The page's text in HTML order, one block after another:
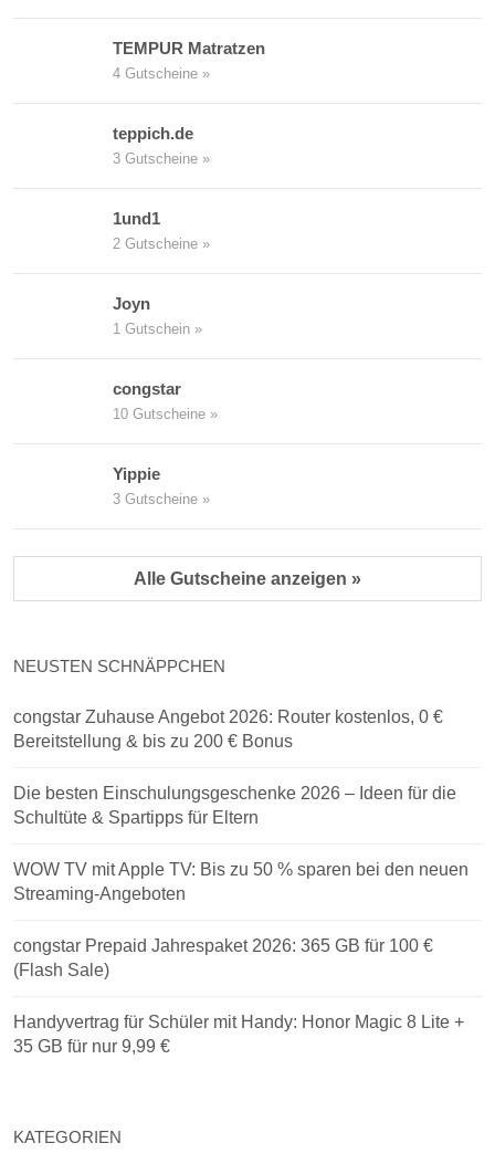
TEMPUR Matratzen
4 Gutscheine »
teppich.de
3 Gutscheine »
1und1
2 Gutscheine »
Joyn
1 Gutschein »
congstar
10 Gutscheine »
Yippie
3 Gutscheine »
Alle Gutscheine anzeigen »
NEUSTEN SCHNÄPPCHEN
congstar Zuhause Angebot 2026: Router kostenlos, 0 €
Bereitstellung & bis zu 200 € Bonus
Die besten Einschulungsgeschenke 2026 – Ideen für die
Schultüte & Spartipps für Eltern
WOW TV mit Apple TV: Bis zu 50 % sparen bei den neuen
Streaming-Angeboten
congstar Prepaid Jahrespaket 2026: 365 GB für 100 €
(Flash Sale)
Handyvertrag für Schüler mit Handy: Honor Magic 8 Lite +
35 GB für nur 9,99 €
KATEGORIEN